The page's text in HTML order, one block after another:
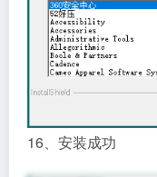
16、安装成功